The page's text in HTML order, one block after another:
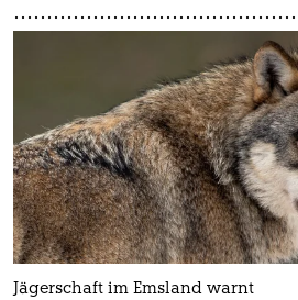
Jägerschaft im Emsland warnt